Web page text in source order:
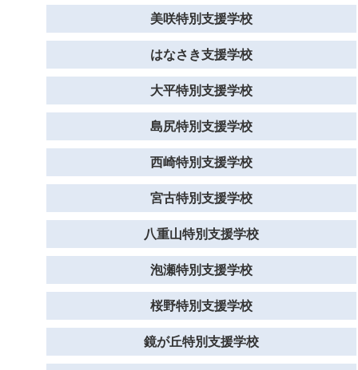
美咲特別支援学校
はなさき支援学校
大平特別支援学校
島尻特別支援学校
西崎特別支援学校
宮古特別支援学校
八重山特別支援学校
泡瀬特別支援学校
桜野特別支援学校
鏡が丘特別支援学校